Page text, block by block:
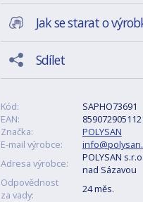
Jak se starat o
Sdílet
Kód:
SAPHO73691
EAN:
Značka:
POLYSAN
E-mail výrobce:
Adresa výrobce:
POLYSAN
nad Sázavou
Odpovědnost
za vady:
24 měs.